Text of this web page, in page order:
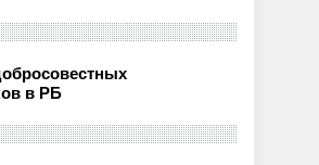
в РБ